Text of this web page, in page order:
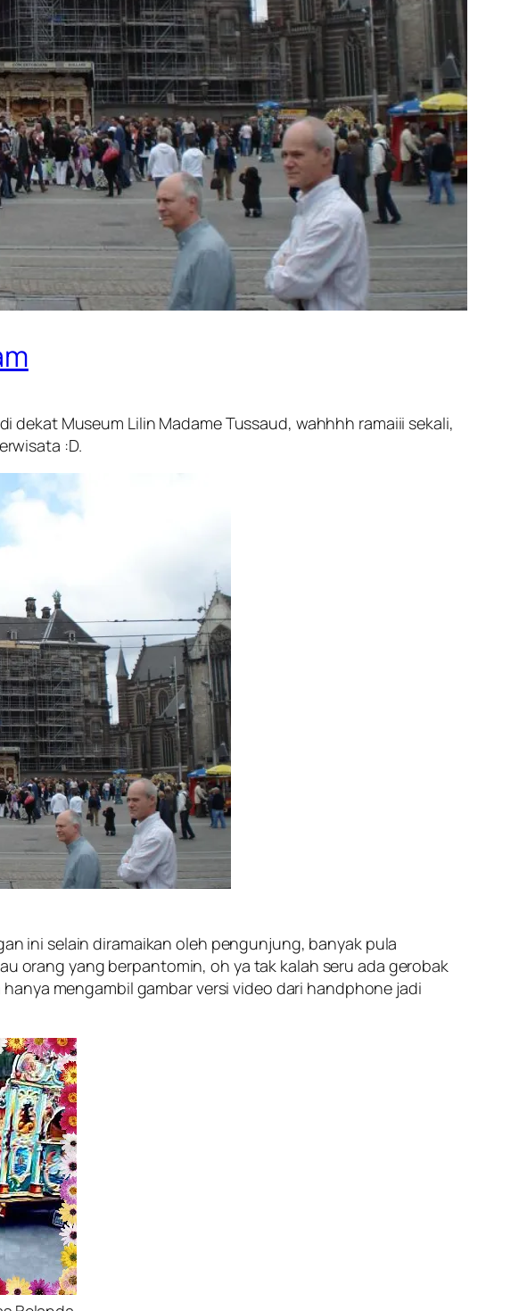
dekat Museum Lilin Madame Tussaud, wahhhh ramaiii sekali,
:D.
ini selain diramaikan oleh pengunjung, banyak pula
orang yang berpantomin, oh ya tak kalah seru ada gerobak
mengambil gambar versi video dari handphone jadi